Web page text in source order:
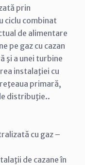
prin
ciclu combinat
de alimentare
pe gaz cu cazan
şi a unei turbine
instalaţiei cu
primară,
distribuţie..
cu gaz –
de cazane în